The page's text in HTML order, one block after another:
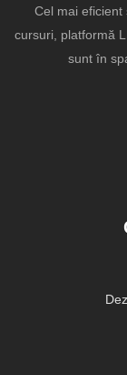
Cel mai
cursuri, platformă
sunt în